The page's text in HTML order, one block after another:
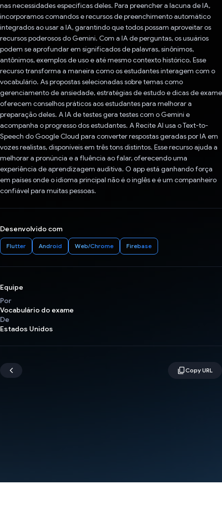
nas necessidades específicas deles. Para preencher a lacuna de IA,
incorporamos comandos e recursos de preenchimento automático
integrados ao usar a IA, garantindo que todos possam aproveitar os
recursos poderosos do Gemini. Com a IA de perguntas, os usuários
podem se aprofundar em significados de palavras, sinônimos,
antônimos, exemplos de uso e até mesmo contexto histórico. Esse
recurso transforma a maneira como os estudantes interagem com o
vocabulário. As propostas selecionadas sobre temas como
gerenciamento de ansiedade, estratégias de estudo e dicas de exame
oferecem conselhos práticos aos estudantes para melhorar a
preparação deles. A IA de testes gera testes com o Gemini e
acompanha o progresso dos estudantes. A Recite AI usa o Text-to-
Speech do Google Cloud para converter respostas geradas por IA em
vozes realistas, disponíveis em três tons distintos. Esse recurso ajuda a
melhorar a pronúncia e a fluência ao falar, oferecendo uma
experiência de aprendizagem auditiva. O app está ganhando força
em países onde o idioma principal não é o inglês e é um companheiro
confiável para muitas pessoas.
Desenvolvido com
Flutter Android Web/Chrome Firebase
Equipe
Por
Vocabulário do exame
De
Estados Unidos